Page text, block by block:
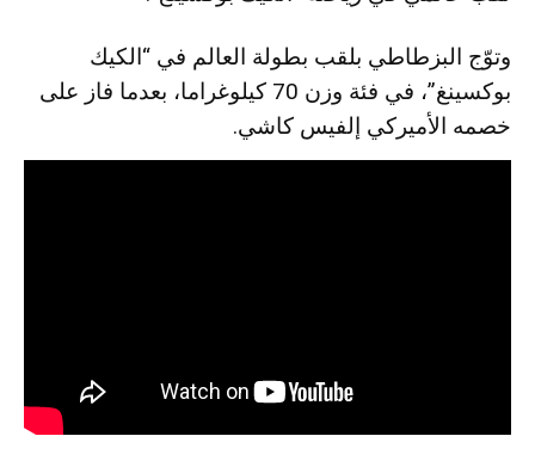
وتوّج البزطاطي بلقب بطولة العالم في “الكيك
بوكسينغ”، في فئة وزن 70 كيلوغراما، بعدما فاز على
خصمه الأميركي إلفيس كاشي.